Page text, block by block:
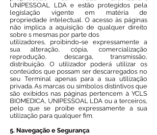
UNIPESSOAL LDA e estão protegidos pela
legislação vigente em matéria de
propriedade intelectual. O acesso às páginas
não implica a aquisição de qualquer direito
sobre s mesmas por parte dos
utilizadores, proibindo-se expressamente a
sua alteração, cópia, comercialização
reprodução, descarga, transmissão,
distribuição. O utilizador poderá utilizar os
conteúdos que possam ser descarregados no
seu Terminal apenas para a sua utilização
privada. As marcas ou símbolos distintivos que
são exibidos nas páginas pertencem à YCLS
BIOMEDICA, UNIPESSOAL LDA ou a terceiros,
pelo que se proíbe expressamente a sua
utilização para qualquer fim.
5. Navegação e Segurança